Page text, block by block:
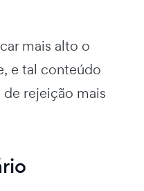
mais alto o
e tal conteúdo
rejeição mais